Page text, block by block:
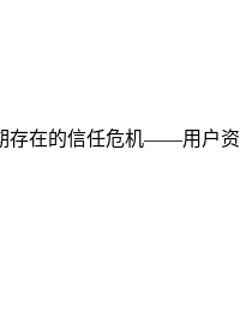
存在的信任危机——用户